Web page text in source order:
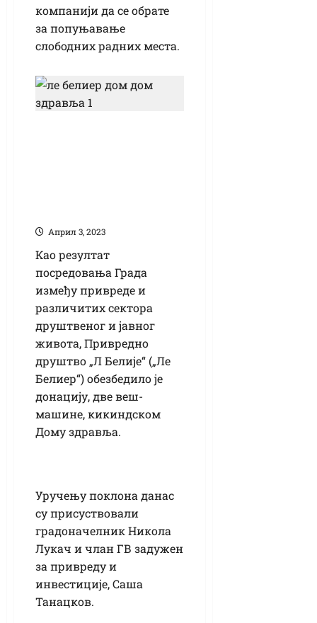
компанији да се обрате
за попуњавање
слободних радних места.
Април 3, 2023
Као резултат
посредовања Града
између привреде и
различитих сектора
друштвеног и јавног
живота, Привредно
друштво „Л Белије“ („Ле
Белиер“) обезбедило је
донацију, две веш-
машине, кикиндском
Дому здравља.
Уручењу поклона данас
су присуствовали
градоначелник Никола
Лукач и члан ГВ задужен
за привреду и
инвестиције, Саша
Танацков.